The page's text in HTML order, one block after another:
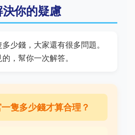
你的疑慮
少錢，大家還有很多問題。
，幫你一次解答。
隻多少錢才算合理？